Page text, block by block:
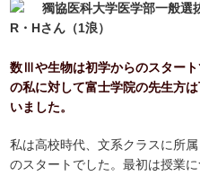
獨協医科大学医学部一般選
R・Hさん（1浪）
数Ⅲや生物は初学からのスター
の私に対して富士学院の先生方
いました。
私は高校時代、文系クラスに所
のスタートでした。最初は授業